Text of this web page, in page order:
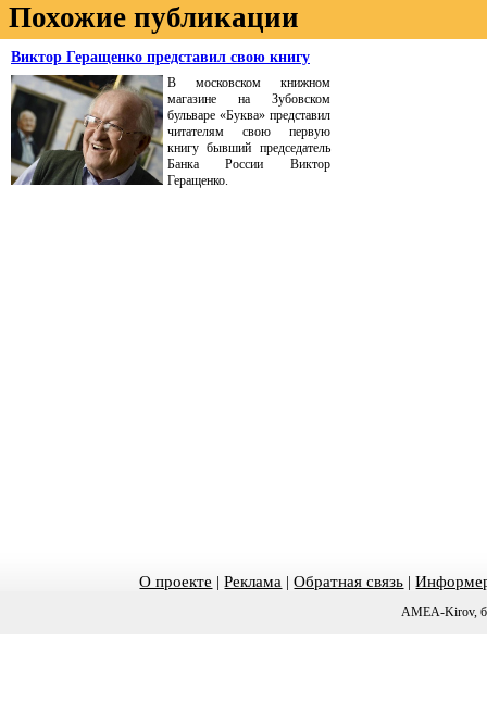
Похожие публикации
Виктор Геращенко представил свою книгу
В московском книжном
магазине на Зубовском
бульваре «Буква» представил
читателям свою первую
книгу бывший председатель
Банка России Виктор
Геращенко.
О проекте |Реклама |Обратная связь |
AMEA-Kirov,